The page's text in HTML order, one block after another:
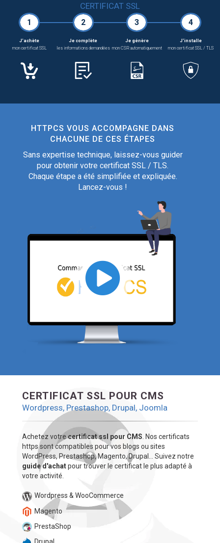
CERTIFICAT SSL
1
J'achète
mon certificat SSL
2
Je complète
les informations demandées
3
Je génère
mon CSR automatiquement
4
J'installe
mon certificat SSL / TLS
HTTPCS VOUS ACCOMPAGNE DANS
CHACUNE DE CES ÉTAPES
Sans expertise technique, laissez-vous guider
pour obtenir votre certificat SSL / TLS.
Chaque étape a été simplifiée et expliquée.
Lancez-vous !
CERTIFICAT SSL POUR CMS
Wordpress, Prestashop, Drupal, Joomla
Achetez votrecertificat ssl pour CMS. Nos certificats
https sont compatibles pour vos blogs ou sites
WordPress, Prestashop, Magento, Drupal... Suivez notre
guide d'achatpour trouver le certificat le plus adapté à
votre activité.
Wordpress & WooCommerce
Magento
PrestaShop